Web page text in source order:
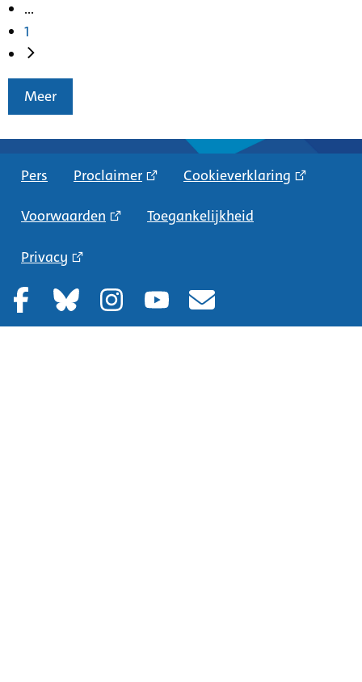
...
1
Meer
Pers Proclaimer Cookieverklaring
Voorwaarden Toegankelijkheid
Privacy